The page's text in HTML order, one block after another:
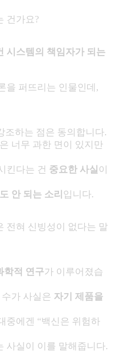
건가요?
시스템의 책임자가 되는
을 퍼뜨리는 인물인데,
조하는 점은 동의합니다.
너무 과한 면이 있지만
킨다는 건 중요한 사실 이
안 되는 소리 입니다.
전혀 신빙성이 없다는 말
학적 연구가 이루어졌습
가 사실은 자기 제품을
중에겐 “백신은 위험하
사실이 이를 말해줍니다.